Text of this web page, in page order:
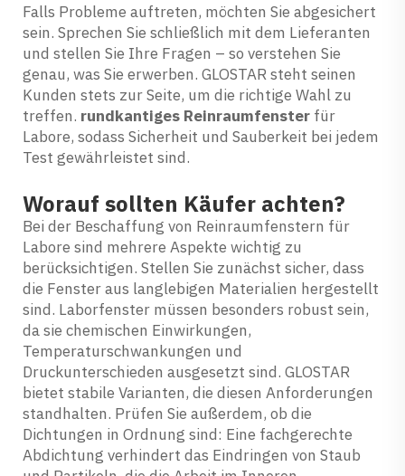
Falls Probleme auftreten, möchten Sie abgesichert
sein. Sprechen Sie schließlich mit dem Lieferanten
und stellen Sie Ihre Fragen – so verstehen Sie
genau, was Sie erwerben. GLOSTAR steht seinen
Kunden stets zur Seite, um die richtige Wahl zu
treffen. rundkantiges Reinraumfenster für
Labore, sodass Sicherheit und Sauberkeit bei jedem
Test gewährleistet sind.
Worauf sollten Käufer achten?
Bei der Beschaffung von Reinraumfenstern für
Labore sind mehrere Aspekte wichtig zu
berücksichtigen. Stellen Sie zunächst sicher, dass
die Fenster aus langlebigen Materialien hergestellt
sind. Laborfenster müssen besonders robust sein,
da sie chemischen Einwirkungen,
Temperaturschwankungen und
Druckunterschieden ausgesetzt sind. GLOSTAR
bietet stabile Varianten, die diesen Anforderungen
standhalten. Prüfen Sie außerdem, ob die
Dichtungen in Ordnung sind: Eine fachgerechte
Abdichtung verhindert das Eindringen von Staub